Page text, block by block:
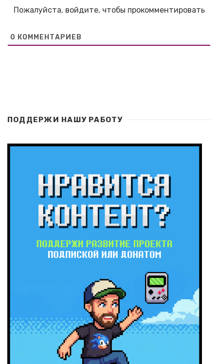
Пожалуйста, войдите, чтобы прокомментировать
0 КОММЕНТАРИЕВ
ПОДДЕРЖИ НАШУ РАБОТУ